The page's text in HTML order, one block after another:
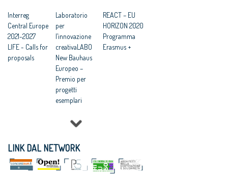
Interreg
Central Europe
2021-2027
LIFE - Calls for
proposals
Laboratorio
per
l’innovazione
creativaLABO
New Bauhaus
Europeo –
Premio per
progetti
esemplari
REACT – EU
HORIZON 2020
Programma
Erasmus +
LINK DAL NETWORK